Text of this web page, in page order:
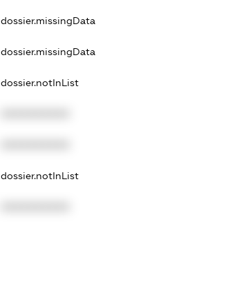
dossier.missingData
dossier.missingData
dossier.notInList
dossier.notInList